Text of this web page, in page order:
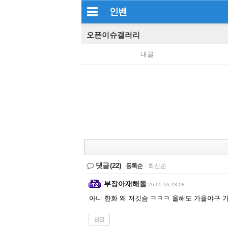
인벤
오픈이슈갤러리
내글
댓글(22) 등록순 최신순
부장아재해돌 26-05-16 23:08
아니 한화 왜 저깃슴 ㅋㅋㅋ 올해도 가을야구
답글